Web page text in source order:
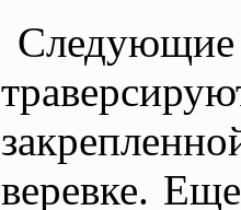
веревке.